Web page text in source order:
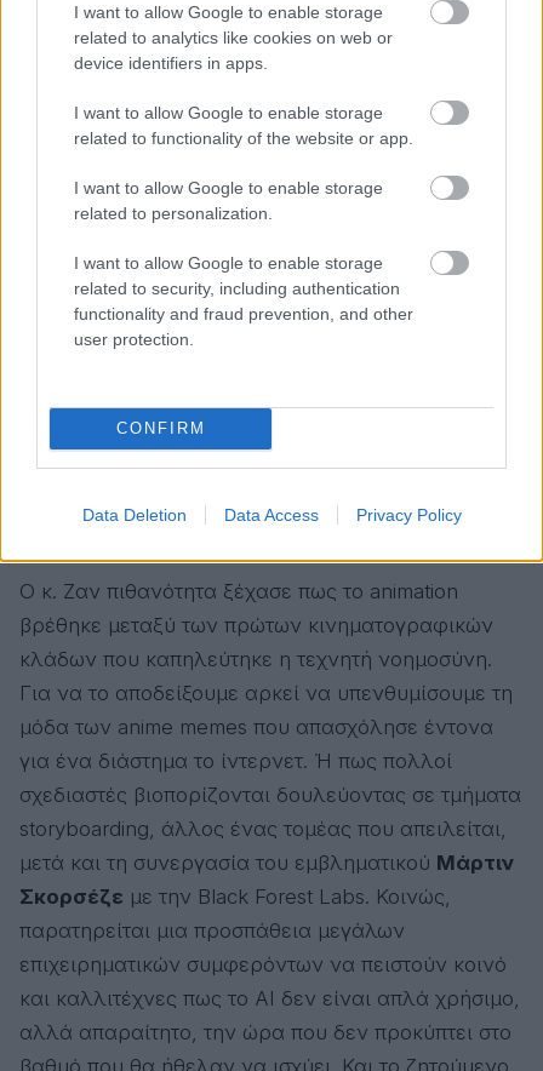
I want to allow Google to enable storage
related to analytics like cookies on web or
device identifiers in apps.
I want to allow Google to enable storage
related to functionality of the website or app.
I want to allow Google to enable storage
related to personalization.
I want to allow Google to enable storage
related to security, including authentication
functionality and fraud prevention, and other
user protection.
CONFIRM
Data Deletion Data Access Privacy Policy
χρησιμοποίησε το AI στα γυρίσματα του φιλμ,
λέγοντας πως κατά βάση έφτιαξε τις σκιάσεις των
καρέ και κάποιες άλλες λεπτομέρειες, ενώ δε
συμμετείχε καθόλου στο κομμάτι του πρωτογενούς
ταινία στο γαλλικό φεστιβάλ, δεν ήταν λίγοι αυτοί
που γιούχαραν ανοιχτά όσα έβλεπαν, μια θεατής
έριξε ένα γενναιόδωρο κράξιμο και μπόλικοι
φορούσαν κονκάρδες με το σλόγκαν: «Let’s Stop
Generative AI». Στη συνέχεια, ο καλλιτεχνικός
δε συναινεί σε «κυνήγι μαγισσών που στοχεύουν
καλλιτέχνες οι οποίοι εξερευνούν τις δυνατότητες
αυτών των νέων εργαλείων με διαφάνεια».
Ο κ. Ζαν πιθανότητα ξέχασε πως το animation
βρέθηκε μεταξύ των πρώτων κινηματογραφικών
κλάδων που καπηλεύτηκε η τεχνητή νοημοσύνη.
Για να το αποδείξουμε αρκεί να υπενθυμίσουμε τη
μόδα των anime memes που απασχόλησε έντονα
για ένα διάστημα το ίντερνετ. Ή πως πολλοί
σχεδιαστές βιοπορίζονται δουλεύοντας σε τμήματα
storyboarding, άλλος ένας τομέας που απειλείται,
μετά και τη συνεργασία του εμβληματικού Μάρτιν
Σκορσέζε με την Black Forest Labs. Κοινώς,
παρατηρείται μια προσπάθεια μεγάλων
επιχειρηματικών συμφερόντων να πειστούν κοινό
και καλλιτέχνες πως το AI δεν είναι απλά χρήσιμο,
αλλά απαραίτητο, την ώρα που δεν προκύπτει στο
βαθμό που θα ήθελαν να ισχύει. Και το ζητούμενο